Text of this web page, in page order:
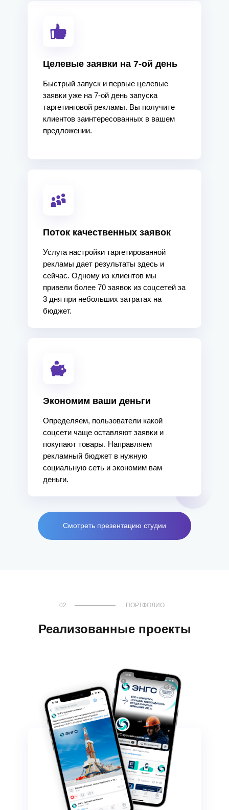
Целевые заявки на 7-ой день
Быстрый запуск и первые целевые
заявки уже на 7-ой день запуска
таргетинговой рекламы. Вы получите
клиентов заинтересованных в вашем
предложении.
Поток качественных заявок
Услуга настройки таргетированной
рекламы дает результаты здесь и
сейчас. Одному из клиентов мы
привели более 70 заявок из соцсетей за
3 дня при небольших затратах на
бюджет.
Экономим ваши деньги
Определяем, пользователи какой
соцсети чаще оставляют заявки и
покупают товары. Направляем
рекламный бюджет в нужную
социальную сеть и экономим вам
деньги.
Смотреть презентацию студии
Смотреть все кейсы
02 ПОРТФОЛИО
Реализованные проекты